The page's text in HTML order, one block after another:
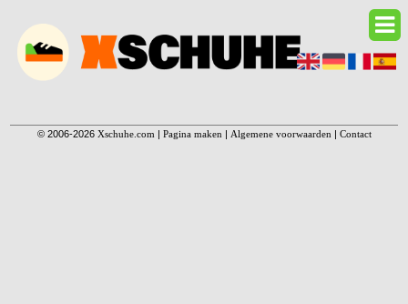
© 2006-2026 Xschuhe.com | Pagina maken | Algemene voorwaarden | Contact